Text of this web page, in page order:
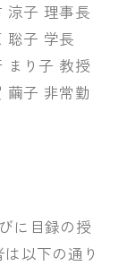
子 理事長
学長
子 教授
非常勤
に目録の授
以下の通り